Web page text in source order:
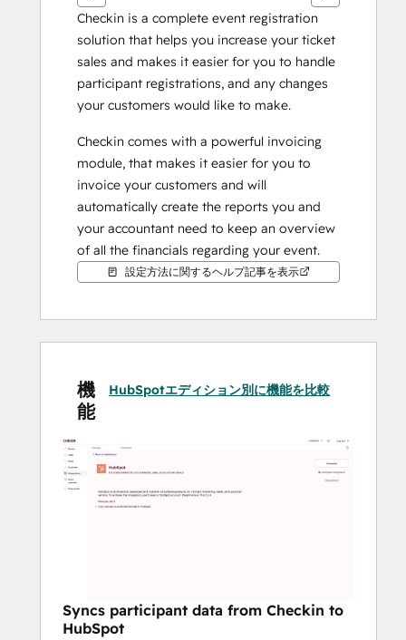
用
し
ま
す
Checkin is a complete event registration
solution that helps you increase your ticket
sales and makes it easier for you to handle
participant registrations, and any changes
your customers would like to make.
Checkin comes with a powerful invoicing
module, that makes it easier for you to
invoice your customers and will
automatically create the reports you and
your accountant need to keep an overview
of all the financials regarding your event.
Only available in the Norwegian market!
設定方法に関するヘルプ記事を表示
機
能
HubSpotエディション別に機能を比較
Syncs participant data from Checkin to
HubSpot